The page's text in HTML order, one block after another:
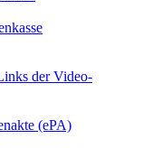
der Video-
(ePA)